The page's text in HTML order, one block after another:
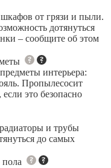
от грязи и пыли.
дотянуться
– сообщите об этом
интерьера:
Пропылесосит
это безопасно
и трубы
до самых